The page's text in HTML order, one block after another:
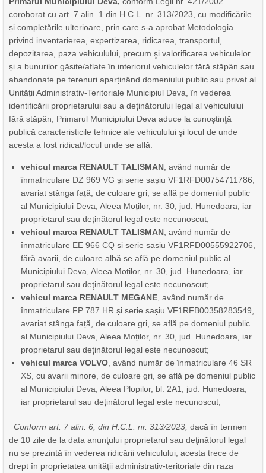
coroborat cu art. 7 alin. 1 din H.C.L. nr. 313/2023, cu modificările
și completările ulterioare, prin care s-a aprobat Metodologia
privind inventarierea, expertizarea, ridicarea, transportul,
depozitarea, paza vehiculului, precum şi valorificarea vehiculelor
și a bunurilor găsite/aflate în interiorul vehiculelor fără stăpân sau
abandonate pe terenuri aparținând domeniului public sau privat al
Unității Administrativ-Teritoriale Municipiul Deva, în vederea
identificării proprietarului sau a deţinătorului legal al vehiculului
fără stăpân, Primarul Municipiului Deva aduce la cunoştinţă
publică caracteristicile tehnice ale vehiculului şi locul de unde
acesta a fost ridicat/locul unde se află.
vehicul marca RENAULT TALISMAN , având număr de
înmatriculare DZ 969 VG și serie sașiu VF1RFD00754711786,
avariat stânga față, de culoare gri, se află pe domeniul public
al Municipiului Deva, Aleea Moților, nr. 30, jud. Hunedoara, iar
proprietarul sau deţinătorul legal este necunoscut;
vehicul marca RENAULT TALISMAN , având număr de
înmatriculare EE 966 CQ și serie sașiu VF1RFD00555922706,
fără avarii, de culoare albă se află pe domeniul public al
Municipiului Deva, Aleea Moților, nr. 30, jud. Hunedoara, iar
proprietarul sau deţinătorul legal este necunoscut;
vehicul marca RENAULT MEGANE , având număr de
înmatriculare FP 787 HR și serie sașiu VF1RFB00358283549,
avariat stânga față, de culoare gri, se află pe domeniul public
al Municipiului Deva, Aleea Moților, nr. 30, jud. Hunedoara, iar
proprietarul sau deţinătorul legal este necunoscut;
vehicul marcaVOLVO , având număr de înmatriculare 46 SR
XS, cu avarii minore, de culoare gri, se află pe domeniul public
al Municipiului Deva, Aleea Plopilor, bl. 2A1, jud. Hunedoara,
iar proprietarul sau deţinătorul legal este necunoscut;
Conform art. 7 alin. 6, din H.C.L. nr. 313/2023, dacă în termen
de 10 zile de la data anunţului proprietarul sau deţinătorul legal
nu se prezintă în vederea ridicării vehiculului, acesta trece de
drept în proprietatea unităţii administrativ-teritoriale din raza